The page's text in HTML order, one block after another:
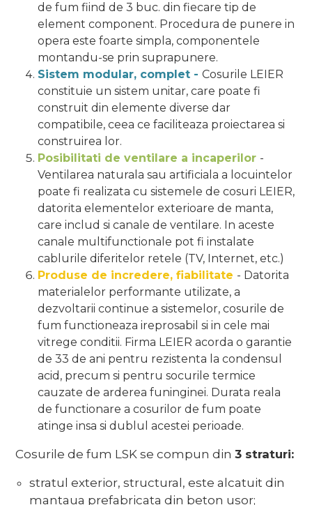
de fum fiind de 3 buc. din fiecare tip de
element component. Procedura de punere in
opera este foarte simpla, componentele
montandu-se prin suprapunere.
Sistem modular, complet - Cosurile LEIER
constituie un sistem unitar, care poate fi
construit din elemente diverse dar
compatibile, ceea ce faciliteaza proiectarea si
construirea lor.
Posibilitati de ventilare a incaperilor -
Ventilarea naturala sau artificiala a locuintelor
poate fi realizata cu sistemele de cosuri LEIER,
datorita elementelor exterioare de manta,
care includ si canale de ventilare. In aceste
canale multifunctionale pot fi instalate
cablurile diferitelor retele (TV, Internet, etc.)
Produse de incredere, fiabilitate - Datorita
materialelor performante utilizate, a
dezvoltarii continue a sistemelor, cosurile de
fum functioneaza ireprosabil si in cele mai
vitrege conditii. Firma LEIER acorda o garantie
de 33 de ani pentru rezistenta la condensul
acid, precum si pentru socurile termice
cauzate de arderea funinginei. Durata reala
de functionare a cosurilor de fum poate
atinge insa si dublul acestei perioade.
Cosurile de fum LSK se compun din 3 straturi:
stratul exterior, structural, este alcatuit din
mantaua prefabricata din beton usor;